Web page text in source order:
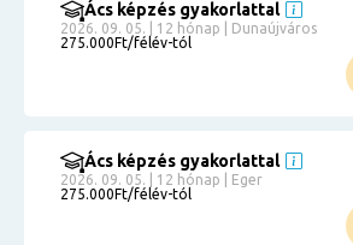
Ács képzés gyakorlattal
2026. 09. 05. | 12 hónap | Dunaújváros
275.000Ft/félév-tól
Ács képzés gyakorlattal
2026. 09. 05. | 12 hónap | Eger
275.000Ft/félév-tól